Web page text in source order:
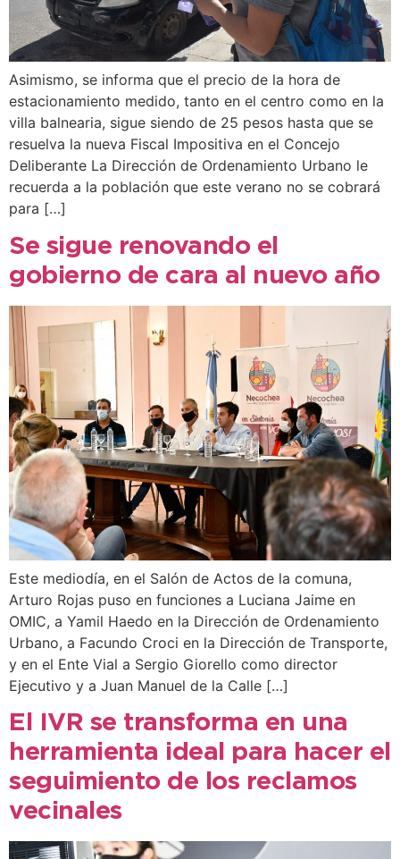
Asimismo, se informa que el precio de la hora de
estacionamiento medido, tanto en el centro como en la
villa balnearia, sigue siendo de 25 pesos hasta que se
resuelva la nueva Fiscal Impositiva en el Concejo
Deliberante La Dirección de Ordenamiento Urbano le
recuerda a la población que este verano no se cobrará
para […]
Se sigue renovando el
gobierno de cara al nuevo año
Este mediodía, en el Salón de Actos de la comuna,
Arturo Rojas puso en funciones a Luciana Jaime en
OMIC, a Yamil Haedo en la Dirección de Ordenamiento
Urbano, a Facundo Croci en la Dirección de Transporte,
y en el Ente Vial a Sergio Giorello como director
Ejecutivo y a Juan Manuel de la Calle […]
El IVR se transforma en una
herramienta ideal para hacer el
seguimiento de los reclamos
vecinales